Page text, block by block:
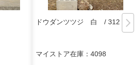
ドウダンツツジ 白 / 312
マイストア在庫： 4098